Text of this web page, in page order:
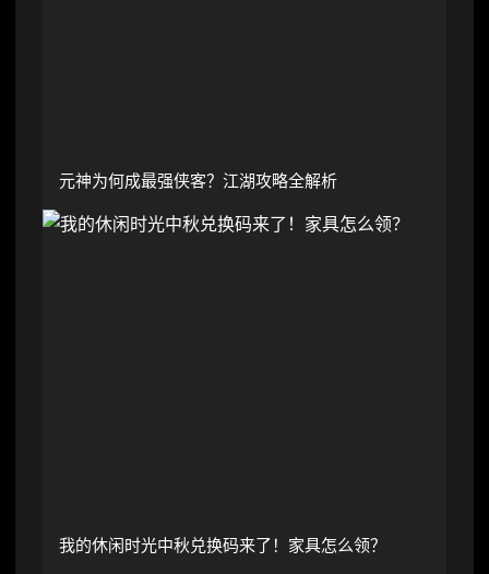
元神为何成最强侠客？江湖攻略全解析
我的休闲时光中秋兑换码来了！家具怎么领？